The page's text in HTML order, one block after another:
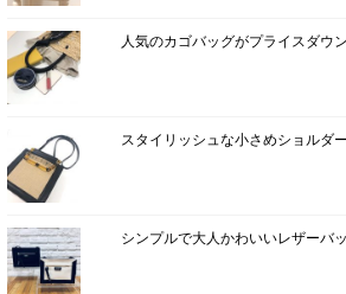
人気のカゴバッグがプライスダウ
スタイリッシュな小さめショルダ
シンプルで大人かわいいレザーバ